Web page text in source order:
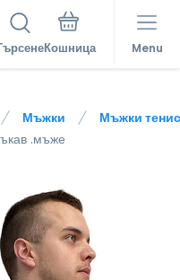
Menu
Мъжки
Мъжки
.мъже